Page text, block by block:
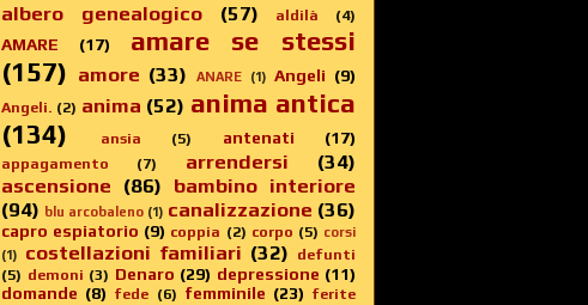
albero genealogico
(57) aldilà (4)
AMARE (17)
amare se stessi
(157) amore (33) ANARE (1) Angeli (9)
Angeli. (2) anima (52) anima antica
(134)
ansia (5) antenati (17)
appagamento (7) arrendersi
(34)
ascensione (86) bambino interiore
(94) blu arcobaleno (1) canalizzazione (36)
capro espiatorio (9) coppia (2) corpo (5) corsi
(1)
costellazioni familiari (32) defunti
(5) demoni (3) Denaro (29) depressione (11)
domande (8) fede (6) femminile (23) ferite